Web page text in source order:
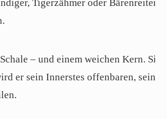
Tigerzähmer oder Bärenreiter
– und einem weichen Kern.
er sein Innerstes offenbaren, sein